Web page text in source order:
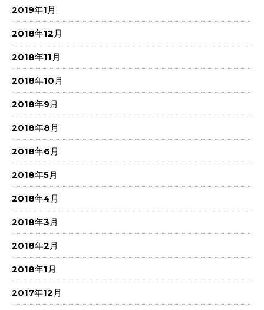
2019年1月
2018年12月
2018年11月
2018年10月
2018年9月
2018年8月
2018年6月
2018年5月
2018年4月
2018年3月
2018年2月
2018年1月
2017年12月